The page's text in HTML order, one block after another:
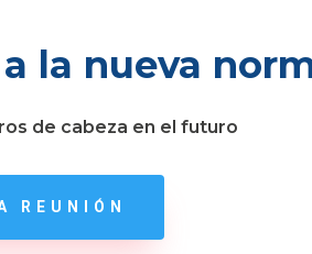
la nueva
de cabeza en el futuro
REUNIÓN